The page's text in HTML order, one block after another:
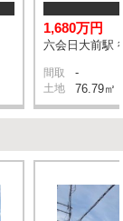
1,680万円
六会日大前駅
間取 -
土地 76.79㎡